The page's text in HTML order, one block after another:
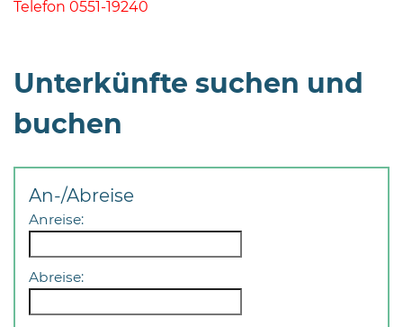
08
Uhr
und
sowie
Telefon 0551-19240
Unterkünfte suchen und
buchen
An-/Abreise
Anreise:
Abreise: